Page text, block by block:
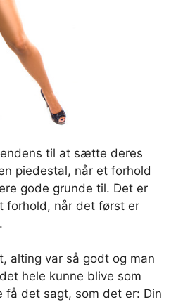
til at sætte deres
piedestal, når et forhold
gode grunde til. Det er
forhold, når det først er
alting var så godt og man
hele kunne blive som
få det sagt, som det er: Din